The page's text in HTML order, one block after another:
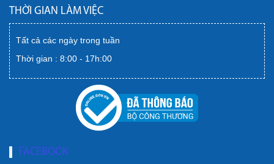
THỜI GIAN LÀM VIỆC
Tất cả các ngày trong tuần
Thời gian : 8:00 - 17h:00
FACEBOOK